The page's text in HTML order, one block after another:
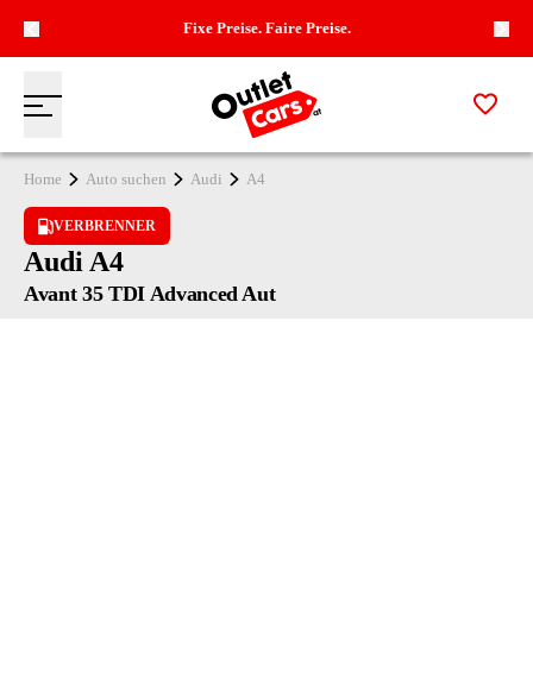
Fixe Preise. Faire Preise.
Menü
Zur Startseite
Zur
Home Auto suchen Audi A4
VERBRENNER
Audi A4
Avant 35 TDI Advanced Aut